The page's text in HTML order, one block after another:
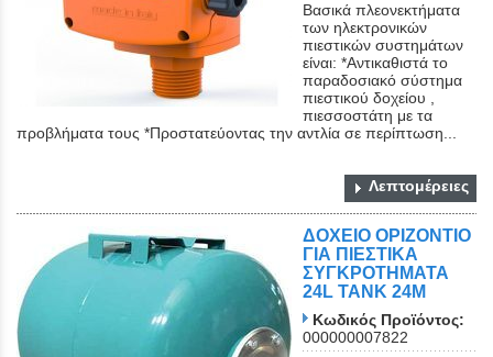
Βασικά πλεονεκτήματα
των ηλεκτρονικών
πιεστικών συστημάτων
είναι: *Αντικαθιστά το
παραδοσιακό σύστημα
πιεστικού δοχείου ,
πιεσσοστάτη με τα
προβλήματα τους *Προστατεύοντας την αντλία σε περίπτωση...
Λεπτομέρειες
ΔΟΧΕΙΟ ΟΡΙΖΟΝΤΙΟ
ΓΙΑ ΠΙΕΣΤΙΚΑ
ΣΥΓΚΡΟΤΗΜΑΤΑ
24L TANK 24M
Κωδικός Προϊόντος:
000000007822